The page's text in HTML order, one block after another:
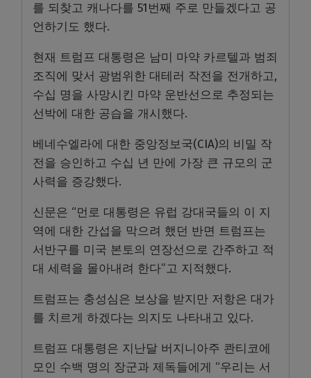
를 되찾고 캐나다를 51번째 주로 만들겠다고 공
언하기도 했다.
현재 트럼프 대통령은 남미 마약 카르텔과 범죄
조직에 맞서 광범위한 대테러 작전을 전개하고,
수십 명을 사망시킨 마약 운반선으로 추정되는
선박에 대한 공습을 개시했다.
베네수엘라에 대한 중앙정보국(CIA)의 비밀 작
전을 승인하고 수십 년 만에 가장 큰 규모의 군
사력을 증강했다.
신문은 “먼로 대통령은 유럽 강대국들의 이 지
역에 대한 간섭을 막으려 했던 반면 트럼프는
서반구를 미국 본토의 연장선으로 간주하고 적
대 세력을 몰아내려 한다”고 지적했다.
트럼프는 충성심은 보상을 받지만 저항은 대가
를 치르게 하겠다는 의지도 나타내고 있다.
트럼프 대통령은 지난달 버지니아주 콴티코에
모인 수백 명의 장군과 제독들에게 “우리는 서